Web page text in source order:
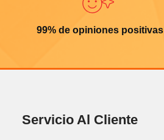
99% de opiniones positivas
Servicio Al Cliente